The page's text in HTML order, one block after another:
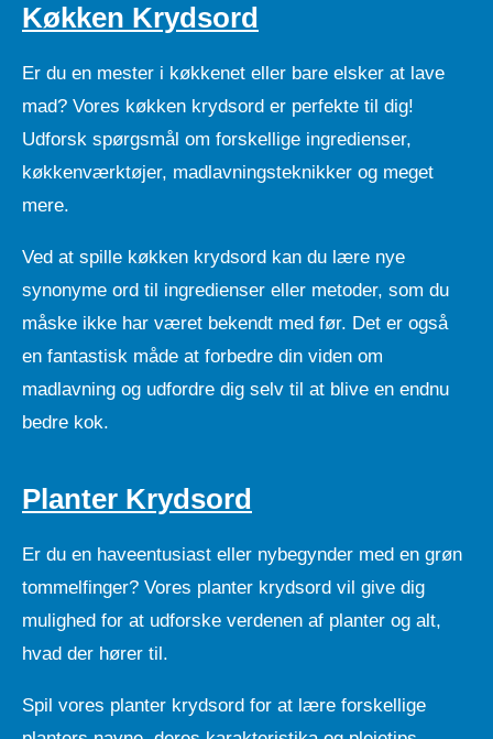
Køkken Krydsord
Er du en mester i køkkenet eller bare elsker at lave
mad? Vores køkken krydsord er perfekte til dig!
Udforsk spørgsmål om forskellige ingredienser,
køkkenværktøjer, madlavningsteknikker og meget
mere.
Ved at spille køkken krydsord kan du lære nye
synonyme ord til ingredienser eller metoder, som du
måske ikke har været bekendt med før. Det er også
en fantastisk måde at forbedre din viden om
madlavning og udfordre dig selv til at blive en endnu
bedre kok.
Planter Krydsord
Er du en haveentusiast eller nybegynder med en grøn
tommelfinger? Vores planter krydsord vil give dig
mulighed for at udforske verdenen af planter og alt,
hvad der hører til.
Spil vores planter krydsord for at lære forskellige